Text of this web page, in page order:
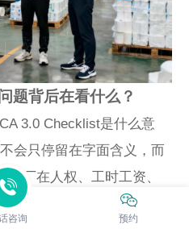
题背后在看什么？
3.0 Checklist是什么意
会只停留在字面含义，而
厂在人权、工时工资、
或供应链透明度等方面是
咨询 预约